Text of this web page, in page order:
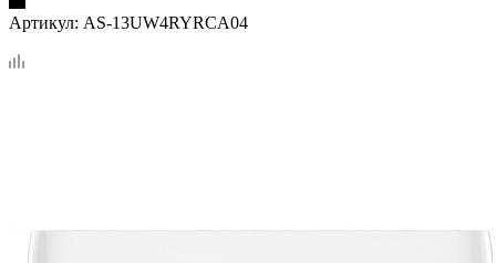
Артикул: AS-13UW4RYRCA04